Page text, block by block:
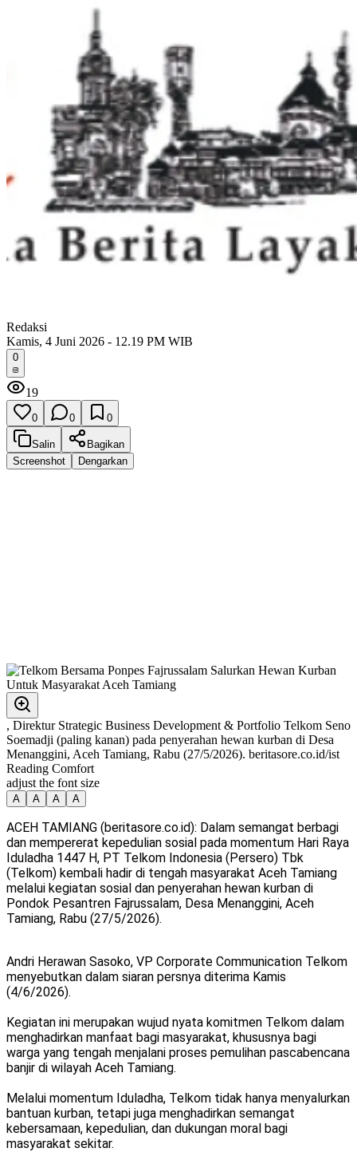
Redaksi
Kamis, 4 Juni 2026 - 12.19 PM WIB
0
19
0 0 0
Salin
Bagikan
Screenshot
Dengarkan
, Direktur Strategic Business Development & Portfolio Telkom Seno
Soemadji (paling kanan) pada penyerahan hewan kurban di Desa
Menanggini, Aceh Tamiang, Rabu (27/5/2026). beritasore.co.id/ist
Reading Comfort
adjust the font size
A A A A
ACEH TAMIANG (beritasore.co.id): Dalam semangat berbagi
dan mempererat kepedulian sosial pada momentum Hari Raya
Iduladha 1447 H, PT Telkom Indonesia (Persero) Tbk
(Telkom) kembali hadir di tengah masyarakat Aceh Tamiang
melalui kegiatan sosial dan penyerahan hewan kurban di
Pondok Pesantren Fajrussalam, Desa Menanggini, Aceh
Tamiang, Rabu (27/5/2026).
Andri Herawan Sasoko, VP Corporate Communication Telkom
menyebutkan dalam siaran persnya diterima Kamis
(4/6/2026).
Kegiatan ini merupakan wujud nyata komitmen Telkom dalam
menghadirkan manfaat bagi masyarakat, khususnya bagi
warga yang tengah menjalani proses pemulihan pascabencana
banjir di wilayah Aceh Tamiang.
Melalui momentum Iduladha, Telkom tidak hanya menyalurkan
bantuan kurban, tetapi juga menghadirkan semangat
kebersamaan, kepedulian, dan dukungan moral bagi
masyarakat sekitar.